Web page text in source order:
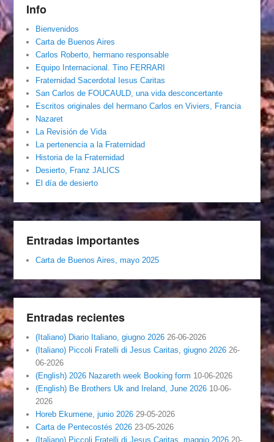
Info
Bienvenidos
Carta de Buenos Aires
Carlos Roberto, hermano responsable
Equipo Internacional. Tino FERRARI
Fraternidad Sacerdotal Iesus Caritas
San Carlos de FOUCAULD, una vida desconcertante
Escritos originales del hermano Carlos en Viviers, Francia
Nazaret
La Revisión de Vida
La pertenencia a la Fraternidad
Historia de la Fraternidad
Desierto, Franz JALICS
El día de desierto
Entradas importantes
Carta de Buenos Aires, mayo 2025
Entradas recientes
(Italiano) Diario Italiano, giugno 2026 26-06-2026
(Italiano) Piccoli Fratelli di Jesus Caritas, giugno 2026 26-
06-2026
(English) 2026 Nazareth week Booking form 10-06-2026
(English) Be Brothers Uk and Ireland, June 2026 10-06-
2026
Horeb Ekumene, junio 2026 29-05-2026
Carta de Pentecostés 2026 23-05-2026
(Italiano) Piccoli Fratelli di Jesus Caritas, maggio 2026 20-